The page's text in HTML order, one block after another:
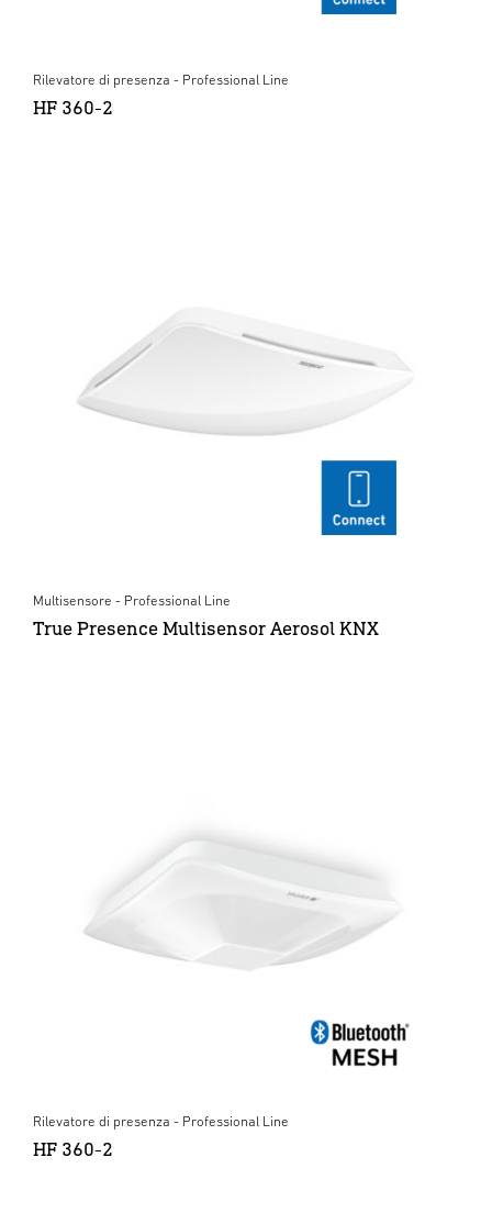
Rilevatore di presenza - Professional Line
HF 360-2
Multisensore - Professional Line
True Presence Multisensor Aerosol KNX
Rilevatore di presenza - Professional Line
HF 360-2